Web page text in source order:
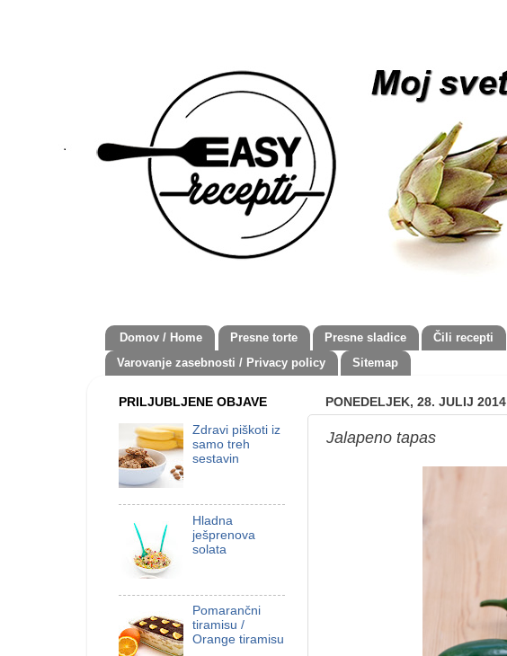
Domov / Home Presne torte Presne sladice Čili recepti
Varovanje zasebnosti / Privacy policy
Sitemap
PONEDELJEK, 28. JULIJ 2014
Jalapeno tapas
PRILJUBLJENE OBJAVE
Zdravi piškoti iz
samo treh
sestavin
Hladna
ješprenova
solata
Pomarančni
tiramisu /
Orange tiramisu